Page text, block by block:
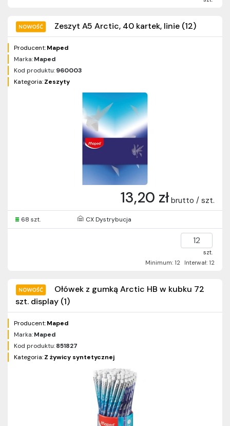
Zeszyt A5 Arctic, 40 kartek, linie (12)
Producent:Maped
Marka:Maped
Kod produktu:960003
Kategoria:Zeszyty
13,20 zł brutto / szt.
68 szt. CX Dystrybucja
szt.
Minimum: 12
Interwał: 12
Ołówek z gumką Arctic HB w kubku 72
szt. display (1)
Producent:Maped
Marka:Maped
Kod produktu:851827
Kategoria:Z żywicy syntetycznej